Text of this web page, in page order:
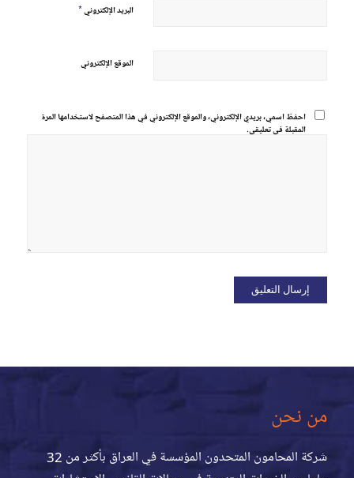
البريد الإلكتروني *
الموقع الإلكتروني
احفظ اسمي، بريدي الإلكتروني، والموقع الإلكتروني في هذا المتصفح لاستخدامها المرة
المقبلة في تعليقي.
من نحن
شركة المحامون المتحدون المؤسسة في العراق بأكثر من 32